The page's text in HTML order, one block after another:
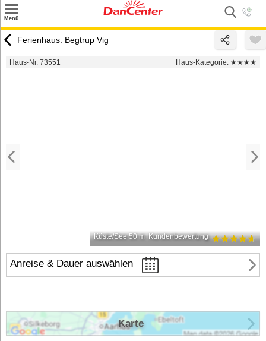
Menü
Urlaubsziele
Ferienhaus: Begtrup Vig
Haus-Nr. 73551 Haus-Kategorie: ★★★★
Küste/See 50 m Kundenbewertung
Anreise & Dauer auswählen
Karte